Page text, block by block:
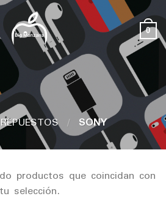
0
REPUESTOS / SONY
productos que coincidan con
tu selección.